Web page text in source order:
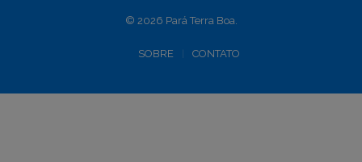
© 2026 Pará Terra Boa.
SOBRE CONTATO